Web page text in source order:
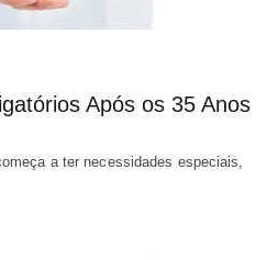
Após os 35 Anos
a ter necessidades especiais,